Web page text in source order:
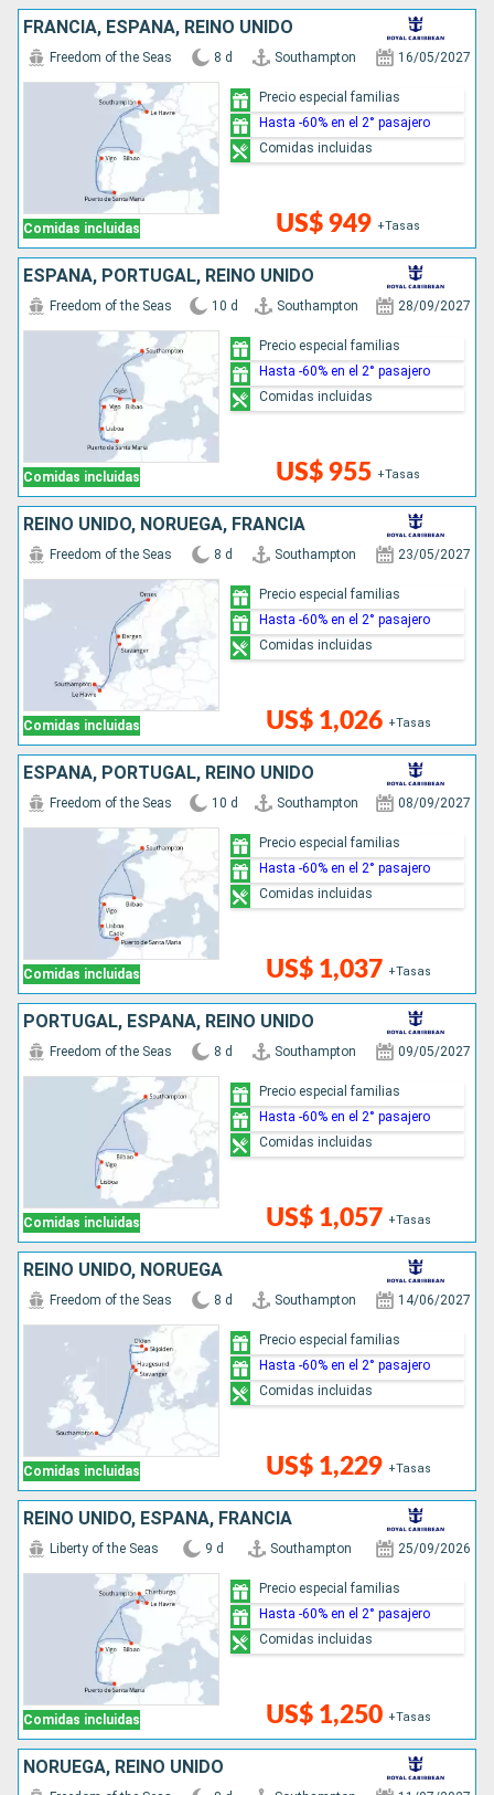
FRANCIA, ESPAÑA, REINO UNIDO
Comidas incluidas
Freedom of the Seas 8 d Southampton 16/05/2027
US$ 949 +Tasas
Precio especial familias
Hasta -60% en el 2° pasajero
Comidas incluidas
ESPAÑA, PORTUGAL, REINO UNIDO
Comidas incluidas
Freedom of the Seas 10 d Southampton 28/09/2027
US$ 955 +Tasas
Precio especial familias
Hasta -60% en el 2° pasajero
Comidas incluidas
REINO UNIDO, NORUEGA, FRANCIA
Comidas incluidas
Freedom of the Seas 8 d Southampton 23/05/2027
US$ 1,026 +Tasas
Precio especial familias
Hasta -60% en el 2° pasajero
Comidas incluidas
ESPAÑA, PORTUGAL, REINO UNIDO
Comidas incluidas
Freedom of the Seas 10 d Southampton 08/09/2027
US$ 1,037 +Tasas
Precio especial familias
Hasta -60% en el 2° pasajero
Comidas incluidas
PORTUGAL, ESPAÑA, REINO UNIDO
Comidas incluidas
Freedom of the Seas 8 d Southampton 09/05/2027
US$ 1,057 +Tasas
Precio especial familias
Hasta -60% en el 2° pasajero
Comidas incluidas
REINO UNIDO, NORUEGA
Comidas incluidas
Freedom of the Seas 8 d Southampton 14/06/2027
US$ 1,229 +Tasas
Precio especial familias
Hasta -60% en el 2° pasajero
Comidas incluidas
REINO UNIDO, ESPAÑA, FRANCIA
Comidas incluidas
Liberty of the Seas 9 d Southampton 25/09/2026
US$ 1,250 +Tasas
Precio especial familias
Hasta -60% en el 2° pasajero
Comidas incluidas
NORUEGA, REINO UNIDO